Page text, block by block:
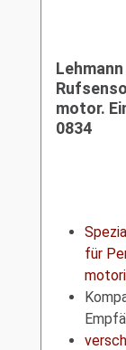
motor.
0834
für